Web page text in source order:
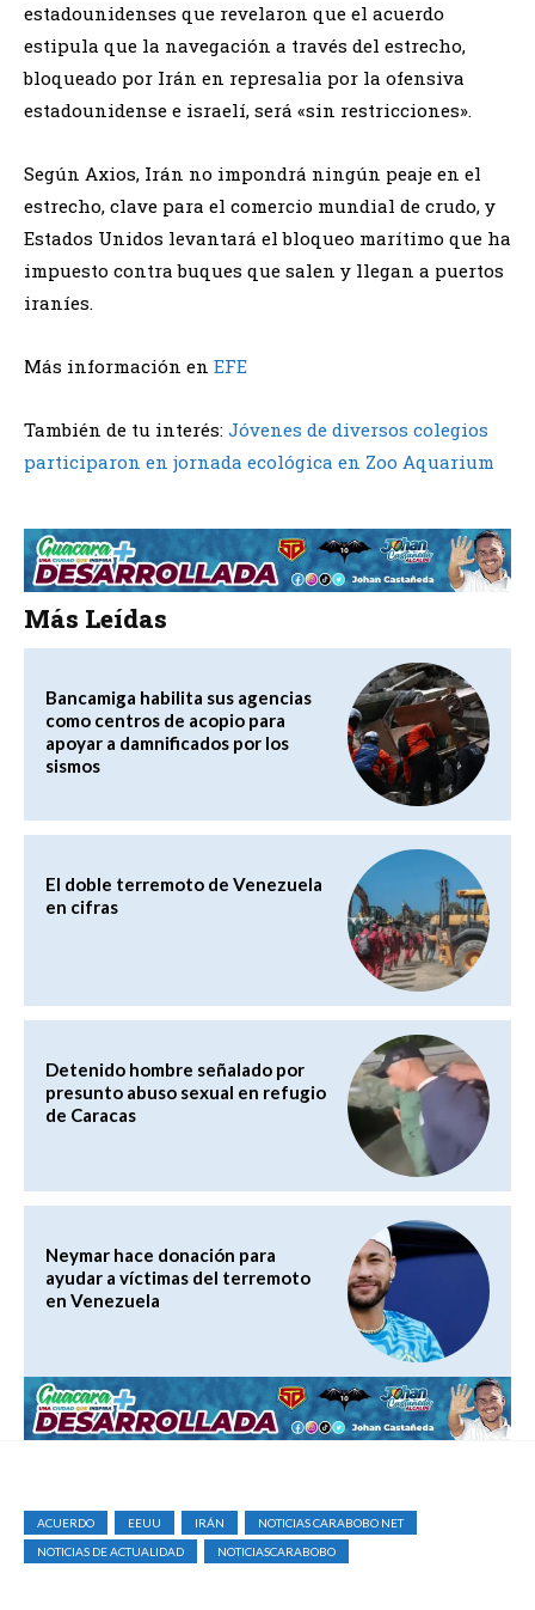
estadounidenses que revelaron que el acuerdo
estipula que la navegación a través del estrecho,
bloqueado por Irán en represalia por la ofensiva
estadounidense e israelí, será «sin restricciones».
Según Axios, Irán no impondrá ningún peaje en el
estrecho, clave para el comercio mundial de crudo, y
Estados Unidos levantará el bloqueo marítimo que ha
impuesto contra buques que salen y llegan a puertos
iraníes.
Más información en EFE
También de tu interés: Jóvenes de diversos colegios
participaron en jornada ecológica en Zoo Aquarium
Más Leídas
Bancamiga habilita sus agencias
como centros de acopio para
apoyar a damnificados por los
sismos
El doble terremoto de Venezuela
en cifras
Detenido hombre señalado por
presunto abuso sexual en refugio
de Caracas
Neymar hace donación para
ayudar a víctimas del terremoto
en Venezuela
ACUERDO EEUU IRÁN
NOTICIAS CARABOBO NET
NOTICIAS DE ACTUALIDAD
NOTICIASCARABOBO